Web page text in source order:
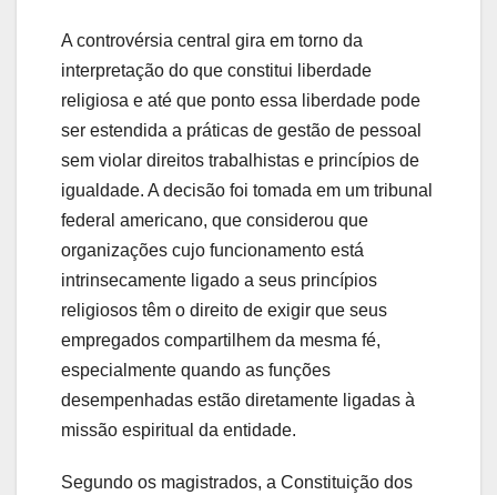
A controvérsia central gira em torno da
interpretação do que constitui liberdade
religiosa e até que ponto essa liberdade pode
ser estendida a práticas de gestão de pessoal
sem violar direitos trabalhistas e princípios de
igualdade. A decisão foi tomada em um tribunal
federal americano, que considerou que
organizações cujo funcionamento está
intrinsecamente ligado a seus princípios
religiosos têm o direito de exigir que seus
empregados compartilhem da mesma fé,
especialmente quando as funções
desempenhadas estão diretamente ligadas à
missão espiritual da entidade.
Segundo os magistrados, a Constituição dos